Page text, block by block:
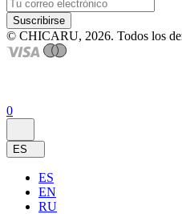
Suscribirse
© CHICARU, 2026. Todos los
0
ES
ES
EN
RU